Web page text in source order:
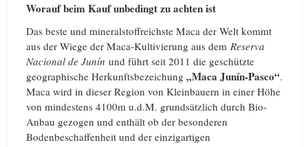
Worauf beim Kauf unbedingt zu achten ist
Das beste und mineralstoffreichste Maca der Welt kommt
aus der Wiege der Maca-Kultivierung aus dem Reserva
Nacional de Junín und führt seit 2011 die geschützte
geographische Herkunftsbezeichung „Maca Junín-Pasco“.
Maca wird in dieser Region von Kleinbauern in einer Höhe
von mindestens 4100m u.d.M. grundsätzlich durch Bio-
Anbau gezogen und enthält ob der besonderen
Bodenbeschaffenheit und der einzigartigen